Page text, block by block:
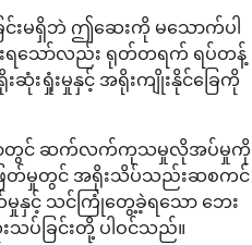
ြင်းမရှိဘဲ ဤဆေးကို မသောက်ပါ
းရသော်လည်း ရုတ်တရက် ရပ်တန့်
းဆုံးရှုံးမှုနှင့် အရိုးကျိုးနိုင်ခြေကို
ာတွင် ဆက်လက်ကုသမှုလိုအပ်မှုကို
တ်မှုတွင် အရိုးသိပ်သည်းဆစကင်
တ်မှုနှင့် သင်ကြုံတွေ့ခဲ့ရသော ဘေး
ပ်ခြင်းတို့ ပါဝင်သည်။